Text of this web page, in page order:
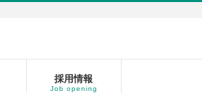
採用情報
Job opening